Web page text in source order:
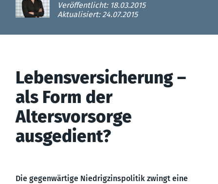
Veröffentlicht: 18.03.2015
Aktualisiert: 24.07.2015
Lebensversicherung –
als Form der
Altersvorsorge
ausgedient?
Die gegenwärtige Niedrigzinspolitik zwingt eine